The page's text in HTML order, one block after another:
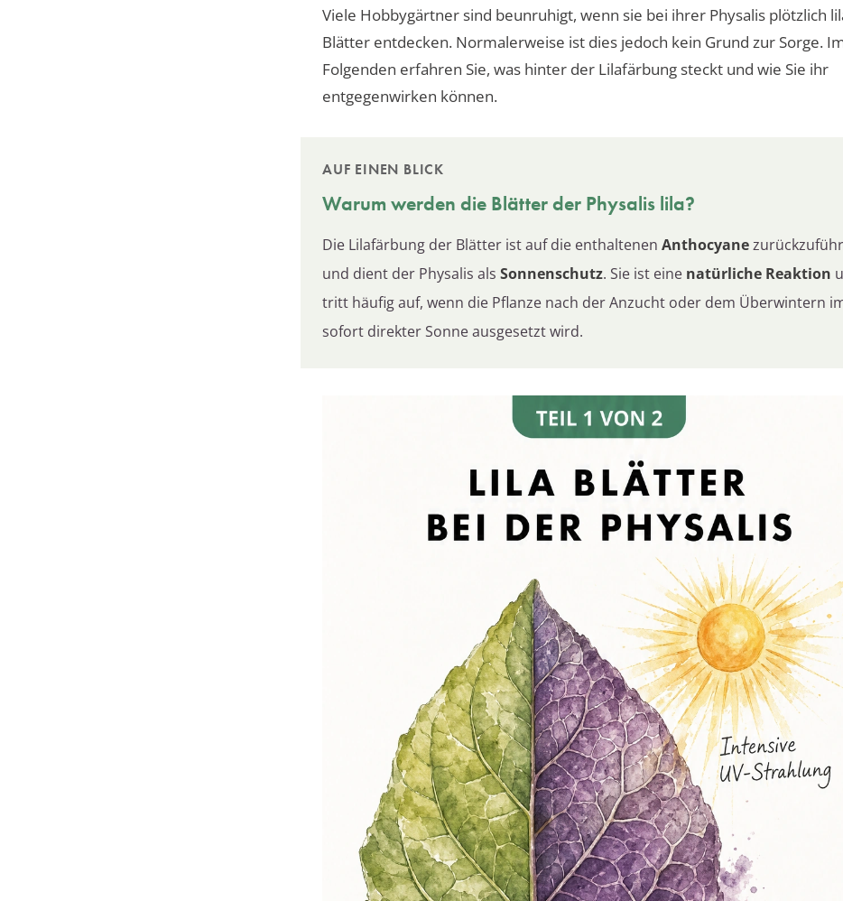
Viele Hobbygärtner sind beunruhigt, wenn sie bei ihrer Physalis plötzlich
Blätter entdecken. Normalerweise ist dies jedoch kein Grund zur Sorge.
Folgenden erfahren Sie, was hinter der Lilafärbung steckt und wie Sie ihr
entgegenwirken können.
AUF EINEN BLICK
Warum werden die Blätter der Physalis lila?
Die Lilafärbung der Blätter ist auf die enthaltenen Anthocyane
und dient der Physalis als Sonnenschutz. Sie ist eine natürliche Reaktion
tritt häufig auf, wenn die Pflanze nach der Anzucht oder dem Überwintern
sofort direkter Sonne ausgesetzt wird.